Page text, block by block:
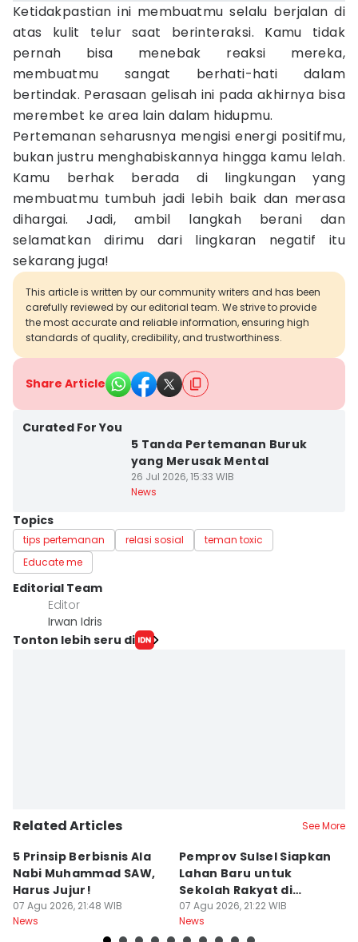
Ketidakpastian ini membuatmu selalu berjalan di
atas kulit telur saat berinteraksi. Kamu tidak
pernah bisa menebak reaksi mereka,
membuatmu sangat berhati-hati dalam
bertindak. Perasaan gelisah ini pada akhirnya bisa
merembet ke area lain dalam hidupmu.
Pertemanan seharusnya mengisi energi positifmu,
bukan justru menghabiskannya hingga kamu lelah.
Kamu berhak berada di lingkungan yang
membuatmu tumbuh jadi lebih baik dan merasa
dihargai. Jadi, ambil langkah berani dan
selamatkan dirimu dari lingkaran negatif itu
sekarang juga!
This article is written by our community writers and has been
carefully reviewed by our editorial team. We strive to provide
the most accurate and reliable information, ensuring high
standards of quality, credibility, and trustworthiness.
Share Article
Curated For You
5 Tanda Pertemanan Buruk
yang Merusak Mental
26 Jul 2026, 15:33 WIB
News
Topics
tips pertemanan relasi sosial
teman toxic
Educate me
Editorial Team
Editor
Irwan Idris
Tonton lebih seru di
Related Articles See More
5 Prinsip Berbisnis Ala
Nabi Muhammad SAW,
Harus Jujur!
07 Agu 2026, 21:48 WIB
News
Pemprov Sulsel Siapkan
Lahan Baru untuk
Sekolah Rakyat di
Makassar
07 Agu 2026, 21:22 WIB
News